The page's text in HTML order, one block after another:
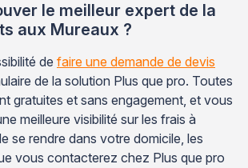
le meilleur expert de la
aux Mureaux ?
de faire une demande de devis
de la solution Plus que pro. Toutes
gratuites et sans engagement, et vous
meilleure visibilité sur les frais à
se rendre dans votre domicile, les
vous contacterez chez Plus que pro